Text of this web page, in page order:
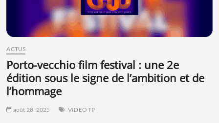
ACTUS
porto-vecchio film festival : une 2e
édition sous le signe de l’ambition et de
l’hommage
août 28, 2025 VIDEO TP